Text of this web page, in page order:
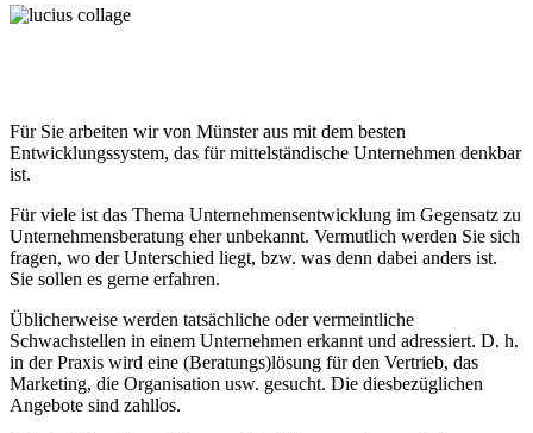
Für Sie arbeiten wir von Münster aus mit dem besten
Entwicklungssystem, das für mittelständische Unternehmen denkbar
ist.
Für viele ist das Thema Unternehmensentwicklung im Gegensatz zu
Unternehmensberatung eher unbekannt. Vermutlich werden Sie sich
fragen, wo der Unterschied liegt, bzw. was denn dabei anders ist.
Sie sollen es gerne erfahren.
Üblicherweise werden tatsächliche oder vermeintliche
Schwachstellen in einem Unternehmen erkannt und adressiert. D. h.
in der Praxis wird eine (Beratungs)lösung für den Vertrieb, das
Marketing, die Organisation usw. gesucht. Die diesbezüglichen
Angebote sind zahllos.